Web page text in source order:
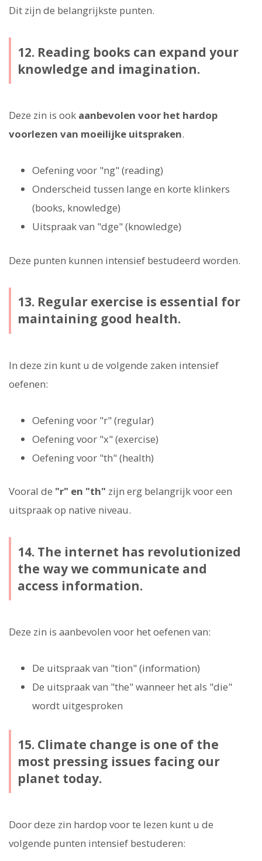
Dit zijn de belangrijkste punten.
12. Reading books can expand your
knowledge and imagination.
Deze zin is ook aanbevolen voor het hardop
voorlezen van moeilijke uitspraken.
Oefening voor "ng" (reading)
Onderscheid tussen lange en korte klinkers
(books, knowledge)
Uitspraak van "dge" (knowledge)
Deze punten kunnen intensief bestudeerd worden.
13. Regular exercise is essential for
maintaining good health.
In deze zin kunt u de volgende zaken intensief
oefenen:
Oefening voor "r" (regular)
Oefening voor "x" (exercise)
Oefening voor "th" (health)
Vooral de "r" en "th" zijn erg belangrijk voor een
uitspraak op native niveau.
14. The internet has revolutionized
the way we communicate and
access information.
Deze zin is aanbevolen voor het oefenen van:
De uitspraak van "tion" (information)
De uitspraak van "the" wanneer het als "die"
wordt uitgesproken
15. Climate change is one of the
most pressing issues facing our
planet today.
Door deze zin hardop voor te lezen kunt u de
volgende punten intensief bestuderen: